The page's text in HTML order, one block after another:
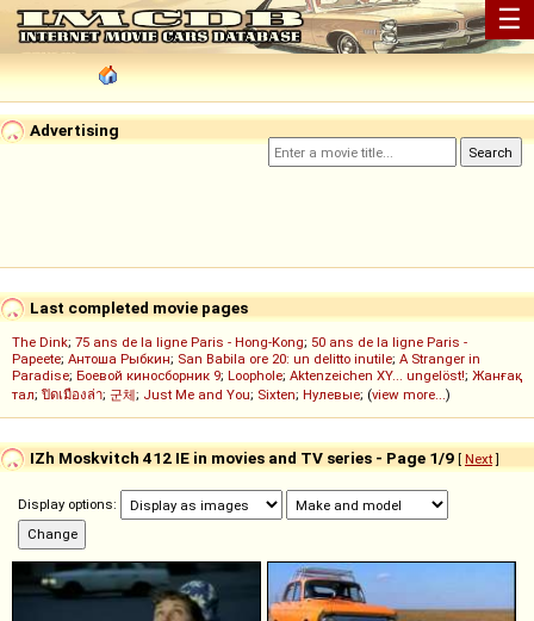
☰
Advertising
Last completed movie pages
The Dink; 75 ans de la ligne Paris - Hong-Kong; 50 ans de la ligne Paris -
Papeete; Антоша Рыбкин; San Babila ore 20: un delitto inutile; A Stranger in
Paradise; Боевой киносборник 9; Loophole; Aktenzeichen XY... ungelöst!; Жанғақ
тал; ปิดเมืองล่า; 군체; Just Me and You; Sixten; Нулевые; (view more...)
IZh Moskvitch 412 IE in movies and TV series - Page 1/9 [ Next]
Display options: